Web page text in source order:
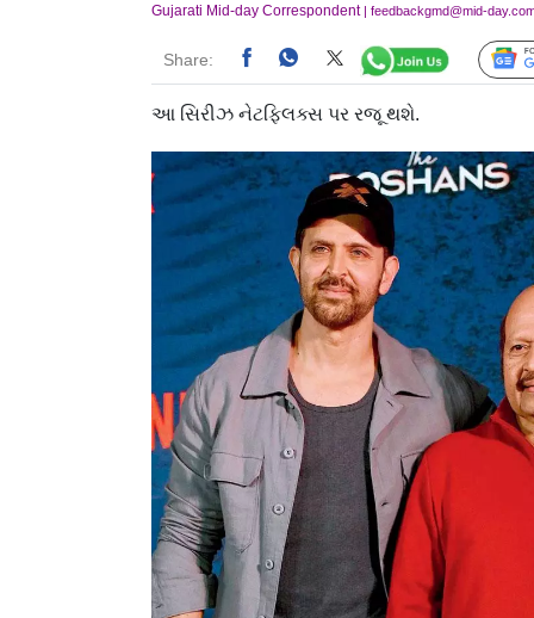
Gujarati Mid-day Correspondent| feedbackgmd@mid-
Share:
આ સિરીઝ નેટફ્લિક્સ પર રજૂ થશે.